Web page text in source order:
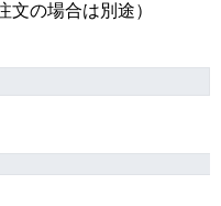
文の場合は別途）